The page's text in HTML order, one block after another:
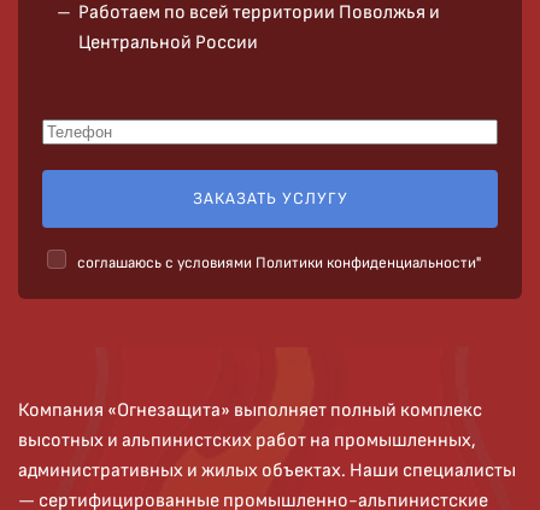
Работаем по всей территории Поволжья и
Центральной России
ЗАКАЗАТЬ УСЛУГУ
cоглашаюсь с условиями Политики конфиденциальности"
Компания «Огнезащита» выполняет полный комплекс
высотных и альпинистских работ на промышленных,
административных и жилых объектах. Наши специалисты
— сертифицированные промышленно-альпинистские